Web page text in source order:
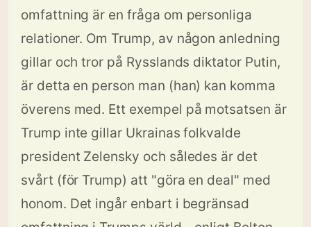
omfattning är en fråga om personliga
relationer. Om Trump, av någon anledning
gillar och tror på Rysslands diktator Putin,
är detta en person man (han) kan komma
överens med. Ett exempel på motsatsen är
Trump inte gillar Ukrainas folkvalde
president Zelensky och således är det
svårt (för Trump) att "göra en deal" med
honom. Det ingår enbart i begränsad